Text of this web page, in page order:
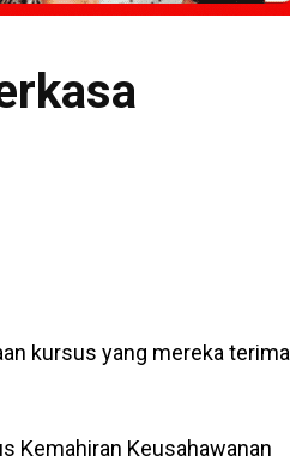
kursus yang mereka terima
Kemahiran Keusahawanan